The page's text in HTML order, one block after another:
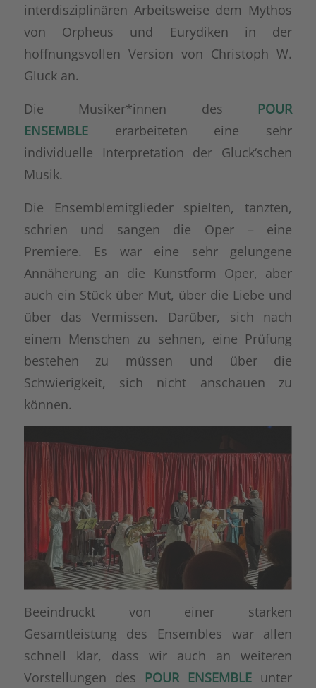
interdisziplinären Arbeitsweise dem Mythos
von Orpheus und Eurydiken in der
hoffnungsvollen Version von Christoph W.
Gluck an.
Die Musiker*innen des POUR
ENSEMBLEerarbeiteten eine sehr
individuelle Interpretation der Gluck‘schen
Musik.
Die Ensemblemitglieder spielten, tanzten,
schrien und sangen die Oper – eine
Premiere. Es war eine sehr gelungene
Annäherung an die Kunstform Oper, aber
auch ein Stück über Mut, über die Liebe und
über das Vermissen. Darüber, sich nach
einem Menschen zu sehnen, eine Prüfung
bestehen zu müssen und über die
Schwierigkeit, sich nicht anschauen zu
können.
Beeindruckt von einer starken
Gesamtleistung des Ensembles war allen
schnell klar, dass wir auch an weiteren
Vorstellungen des POUR ENSEMBLE unter